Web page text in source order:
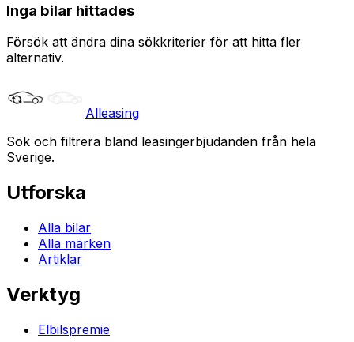
Inga bilar hittades
Försök att ändra dina sökkriterier för att hitta fler
alternativ.
Alleasing
Sök och filtrera bland leasingerbjudanden från hela
Sverige.
Utforska
Alla bilar
Alla märken
Artiklar
Verktyg
Elbilspremie